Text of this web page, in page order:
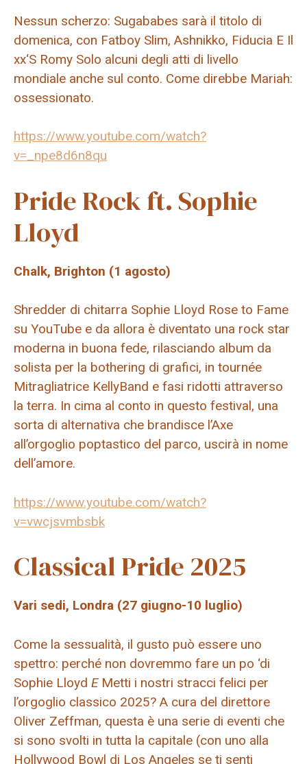
Nessun scherzo: Sugababes sarà il titolo di
domenica, con Fatboy Slim, Ashnikko, Fiducia E Il
xx‘S Romy Solo alcuni degli atti di livello
mondiale anche sul conto. Come direbbe Mariah:
ossessionato.
https://www.youtube.com/watch?
v=_npe8d6n8qu
Pride Rock ft. Sophie
Lloyd
Chalk, Brighton (1 agosto)
Shredder di chitarra Sophie Lloyd Rose to Fame
su YouTube e da allora è diventato una rock star
moderna in buona fede, rilasciando album da
solista per la bothering di grafici, in tournée
Mitragliatrice KellyBand e fasi ridotti attraverso
la terra. In cima al conto in questo festival, una
sorta di alternativa che brandisce l’Axe
all’orgoglio poptastico del parco, uscirà in nome
dell’amore.
https://www.youtube.com/watch?
v=vwcjsvmbsbk
Classical Pride 2025
Vari sedi, Londra (27 giugno-10 luglio)
Come la sessualità, il gusto può essere uno
spettro: perché non dovremmo fare un po ‘di
Sophie Lloyd EMetti i nostri stracci felici per
l’orgoglio classico 2025? A cura del direttore
Oliver Zeffman, questa è una serie di eventi che
si sono svolti in tutta la capitale (con uno alla
Hollywood Bowl di Los Angeles se ti senti